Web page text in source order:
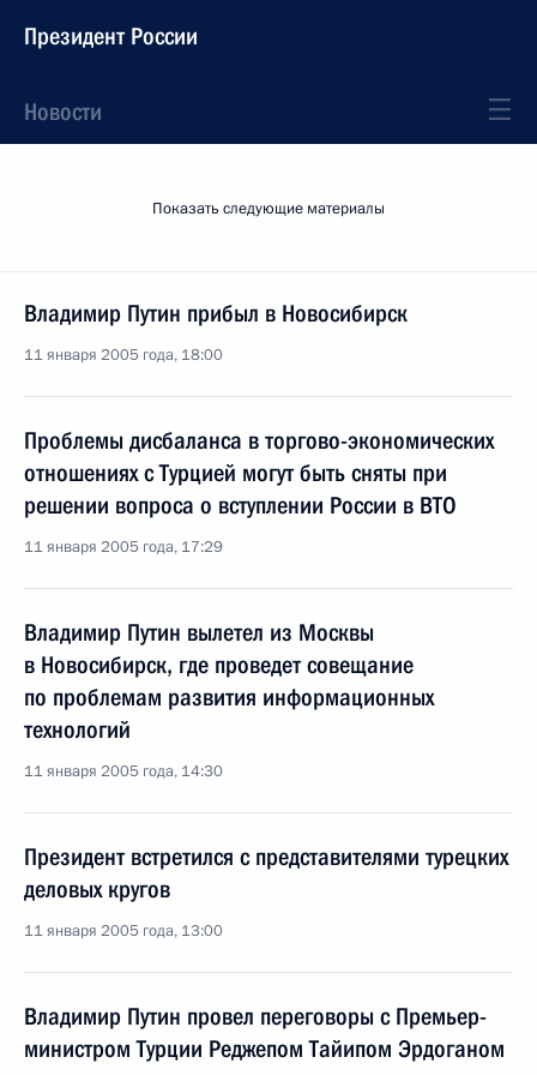
Президент России
Новости
Показать следующие материалы
Владимир Путин прибыл в Новосибирск
11 января 2005 года, 18:00
Проблемы дисбаланса в торгово-экономических
отношениях с Турцией могут быть сняты при
решении вопроса о вступлении России в ВТО
11 января 2005 года, 17:29
Владимир Путин вылетел из Москвы
в Новосибирск, где проведет совещание
по проблемам развития информационных
технологий
11 января 2005 года, 14:30
Президент встретился с представителями турецких
деловых кругов
11 января 2005 года, 13:00
Владимир Путин провел переговоры с Премьер-
министром Турции Реджепом Тайипом Эрдоганом